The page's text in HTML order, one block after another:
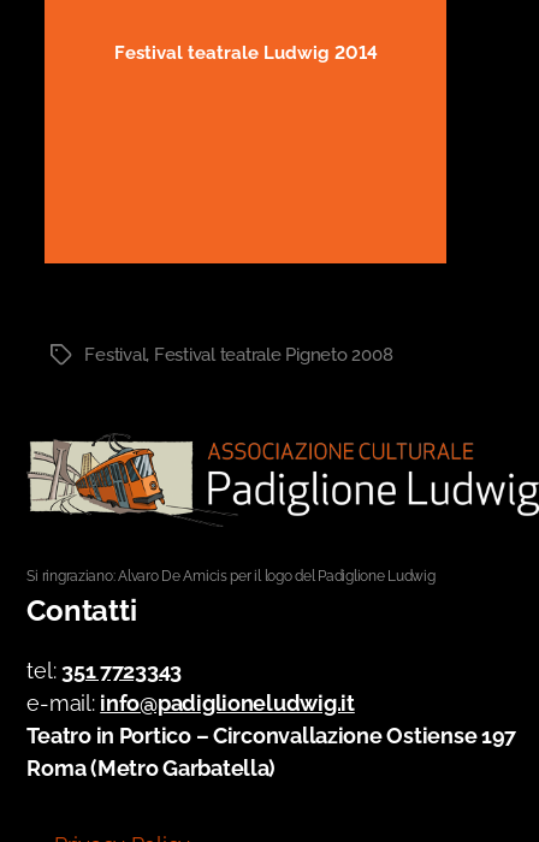
Festival teatrale Ludwig 2014
Tag Festival, Festival teatrale Pigneto 2008
Si ringraziano: Alvaro De Amicis per il logo del Padiglione Ludwig
Contatti
tel:351 7723343
e-mail: info@padiglioneludwig.it
Teatro in Portico – Circonvallazione Ostiense 197
Roma (Metro Garbatella)